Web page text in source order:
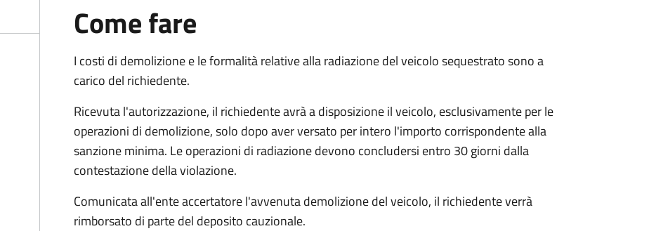
Come fare
I costi di demolizione e le formalità relative alla radiazione del veicolo sequestrato sono a
carico del richiedente.
Ricevuta l'autorizzazione, il richiedente avrà a disposizione il veicolo, esclusivamente per le
operazioni di demolizione, solo dopo aver versato per intero l'importo corrispondente alla
sanzione minima. Le operazioni di radiazione devono concludersi entro 30 giorni dalla
contestazione della violazione.
Comunicata all'ente accertatore l'avvenuta demolizione del veicolo, il richiedente verrà
rimborsato di parte del deposito cauzionale.